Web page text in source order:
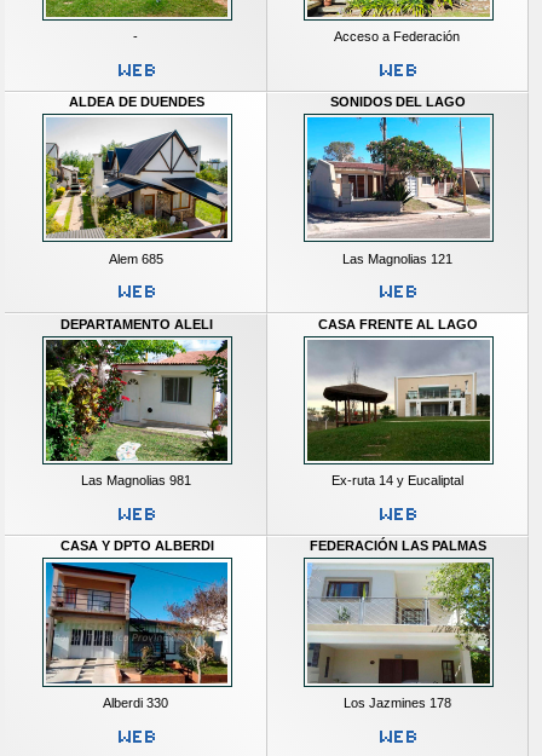
- Acceso a Federación
ALDEA DE DUENDES
Alem 685
SONIDOS DEL LAGO
Las Magnolias 121
DEPARTAMENTO ALELI
Las Magnolias 981
CASA FRENTE AL LAGO
Ex-ruta 14 y Eucaliptal
CASA Y DPTO ALBERDI
Alberdi 330
FEDERACIÓN LAS PALMAS
Los Jazmines 178